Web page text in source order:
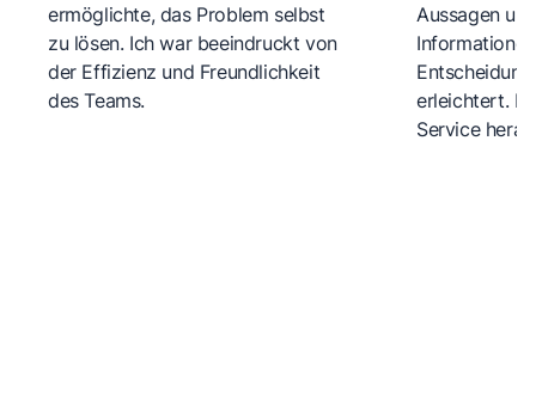
ermöglichte, das Problem selbst
zu lösen. Ich war beeindruckt von
der Effizienz und Freundlichkeit
des Teams.
Aussagen
erleichtert.
Service